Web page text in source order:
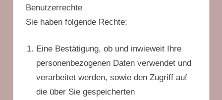
Benutzerrechte
Sie haben folgende Rechte:
Eine Bestätigung, ob und inwieweit Ihre
personenbezogenen Daten verwendet und
verarbeitet werden, sowie den Zugriff auf
die über Sie gespeicherten